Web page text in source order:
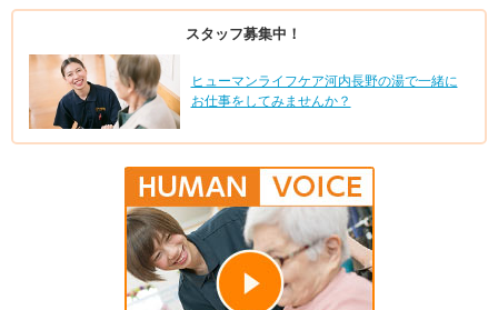
スタッフ募集中！
ヒューマンライフケア河内長野の湯で一緒に
お仕事をしてみませんか？